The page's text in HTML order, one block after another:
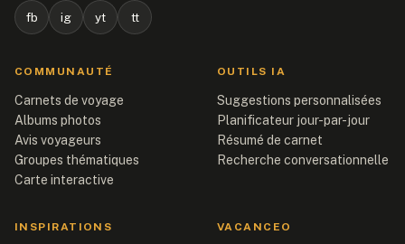
fb ig yt tt
COMMUNAUTÉ
Carnets de voyage
Albums photos
Avis voyageurs
Groupes thématiques
Carte interactive
OUTILS IA
Suggestions personnalisées
Planificateur jour-par-jour
Résumé de carnet
Recherche conversationnelle
INSPIRATIONS VACANCEO